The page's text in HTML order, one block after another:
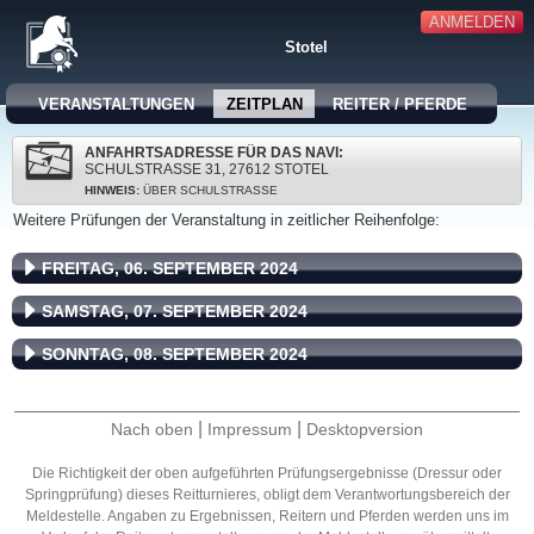
ANMELDEN
Stotel
VERANSTALTUNGEN ZEITPLAN REITER / PFERDE
ANFAHRTSADRESSE FÜR DAS NAVI:
SCHULSTRASSE 31, 27612 STOTEL
HINWEIS: ÜBER SCHULSTRASSE
Weitere Prüfungen der Veranstaltung in zeitlicher Reihenfolge:
FREITAG, 06. SEPTEMBER 2024
SAMSTAG, 07. SEPTEMBER 2024
SONNTAG, 08. SEPTEMBER 2024
Nach oben Impressum Desktopversion
Die Richtigkeit der oben aufgeführten Prüfungsergebnisse (Dressur oder
Springprüfung) dieses Reitturnieres, obligt dem Verantwortungsbereich der
Meldestelle. Angaben zu Ergebnissen, Reitern und Pferden werden uns im